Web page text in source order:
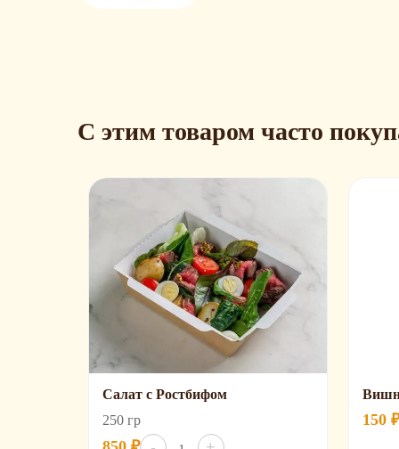
С этим товаром часто
Салат с Ростбифом
250 гр
Количество
150